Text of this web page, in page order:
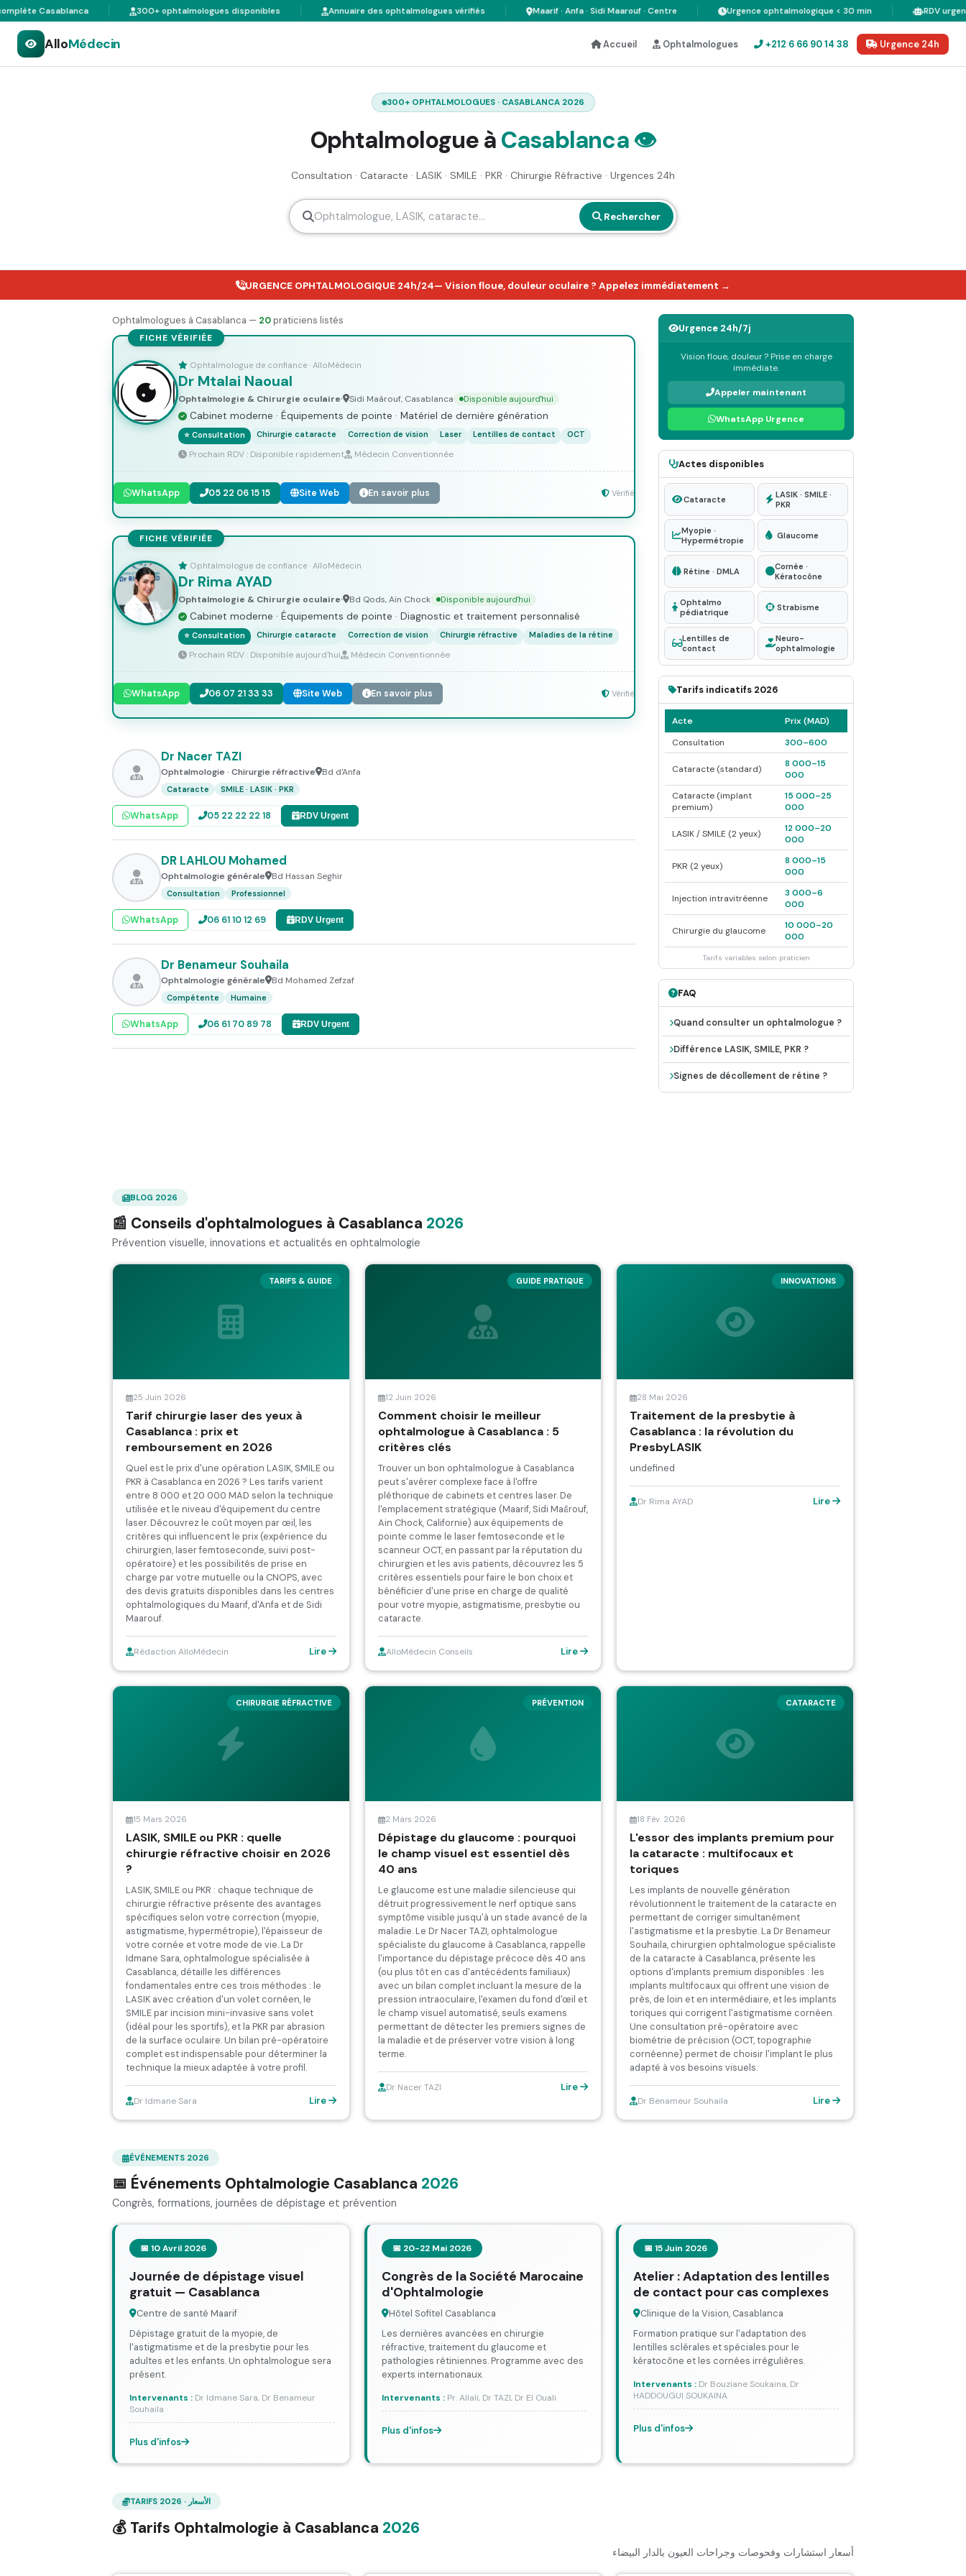
Casablanca 300+ ophtalmologues disponibles Annuaire des ophtalmologues vérifiés Maarif · Anfa · Sidi Maarouf · Centre Urgence ophtalmologique < 30 min RDV urgent
AlloMédecin Accueil Ophtalmologues +212 6 66 90 14 38 Urgence 24h
300+ OPHTALMOLOGUES · CASABLANCA 2026
Ophtalmologue àCasablanca👁️
Consultation · Cataracte · LASIK · SMILE · PKR · Chirurgie Réfractive · Urgences 24h
Rechercher
URGENCE OPHTALMOLOGIQUE 24h/24— Vision floue, douleur oculaire ? Appelez immédiatement →
Ophtalmologues à Casablanca — 20 praticiens listés
FICHE VÉRIFIÉE
Ophtalmologue de confiance · AlloMédecin
Dr Mtalai Naoual
Ophtalmologie & Chirurgie oculaire• Sidi Maârouf, Casablanca Disponible aujourd'hui
Cabinet moderne · Équipements de pointe · Matériel de dernière génération
⭐ Consultation Chirurgie cataracte Correction de vision Laser Lentilles de contact OCT
Prochain RDV : Disponible rapidement Médecin Conventionnée
WhatsApp 05 22 06 15 15 Site Web En savoir plus Vérifié
FICHE VÉRIFIÉE
Ophtalmologue de confiance · AlloMédecin
Dr Rima AYAD
Ophtalmologie & Chirurgie oculaire• Bd Qods, Aïn Chock Disponible aujourd'hui
Cabinet moderne · Équipements de pointe · Diagnostic et traitement personnalisé
⭐ Consultation Chirurgie cataracte Correction de vision Chirurgie réfractive Maladies de la rétine
Prochain RDV : Disponible aujourd'hui Médecin Conventionnée
WhatsApp 06 07 21 33 33 Site Web En savoir plus Vérifié
Dr Nacer TAZI
Ophtalmologie · Chirurgie réfractive Bd d'Anfa
Cataracte SMILE · LASIK · PKR
WhatsApp 05 22 22 22 18 RDV Urgent
DR LAHLOU Mohamed
Ophtalmologie générale Bd Hassan Seghir
Consultation Professionnel
WhatsApp 06 61 10 12 69 RDV Urgent
Dr Benameur Souhaila
Ophtalmologie générale Bd Mohamed Zefzaf
Compétente Humaine
WhatsApp 06 61 70 89 78 RDV Urgent
Urgence 24h/7j
Vision floue, douleur ? Prise en charge
immédiate.
Appeler maintenant
WhatsApp Urgence
Actes disponibles
Cataracte
LASIK · SMILE ·
PKR
Myopie ·
Hypermétropie
Glaucome
Rétine · DMLA
Cornée ·
Kératocône
Ophtalmo
pédiatrique
Strabisme
Lentilles de
contact
Neuro-
ophtalmologie
Tarifs indicatifs 2026
Acte
Prix (MAD)
Consultation
300–600
Cataracte (standard)
8 000–15
000
Cataracte (implant
premium)
15 000–25
000
LASIK / SMILE (2 yeux)
12 000–20
000
PKR (2 yeux)
8 000–15
000
Injection intravitréenne
3 000–6
000
Chirurgie du glaucome
10 000–20
000
Tarifs variables selon praticien
FAQ
Quand consulter un ophtalmologue ?
Différence LASIK, SMILE, PKR ?
Signes de décollement de rétine ?
BLOG 2026
📰 Conseils d'ophtalmologues à Casablanca 2026
Prévention visuelle, innovations et actualités en ophtalmologie
TARIFS & GUIDE
25 Juin 2026
Tarif chirurgie laser des yeux à
Casablanca : prix et
remboursement en 2026
Quel est le prix d'une opération LASIK, SMILE ou
PKR à Casablanca en 2026 ? Les tarifs varient
entre 8 000 et 20 000 MAD selon la technique
utilisée et le niveau d'équipement du centre
laser. Découvrez le coût moyen par œil, les
critères qui influencent le prix (expérience du
chirurgien, laser femtoseconde, suivi post-
opératoire) et les possibilités de prise en
charge par votre mutuelle ou la CNOPS, avec
des devis gratuits disponibles dans les centres
ophtalmologiques du Maarif, d'Anfa et de Sidi
Maarouf.
Rédaction AlloMédecin Lire
GUIDE PRATIQUE
12 Juin 2026
Comment choisir le meilleur
ophtalmologue à Casablanca : 5
critères clés
Trouver un bon ophtalmologue à Casablanca
peut s'avérer complexe face à l'offre
pléthorique de cabinets et centres laser. De
l'emplacement stratégique (Maarif, Sidi Maârouf,
Ain Chock, Californie) aux équipements de
pointe comme le laser femtoseconde et le
scanneur OCT, en passant par la réputation du
chirurgien et les avis patients, découvrez les 5
critères essentiels pour faire le bon choix et
bénéficier d'une prise en charge de qualité
pour votre myopie, astigmatisme, presbytie ou
cataracte.
AlloMédecin Conseils Lire
INNOVATIONS
28 Mai 2026
Traitement de la presbytie à
Casablanca : la révolution du
PresbyLASIK
undefined
Dr Rima AYAD Lire
CHIRURGIE RÉFRACTIVE
15 Mars 2026
LASIK, SMILE ou PKR : quelle
chirurgie réfractive choisir en 2026
?
LASIK, SMILE ou PKR : chaque technique de
chirurgie réfractive présente des avantages
spécifiques selon votre correction (myopie,
astigmatisme, hypermétropie), l'épaisseur de
votre cornée et votre mode de vie. La Dr
Idmane Sara, ophtalmologue spécialisée à
Casablanca, détaille les différences
fondamentales entre ces trois méthodes : le
LASIK avec création d'un volet cornéen, le
SMILE par incision mini-invasive sans volet
(idéal pour les sportifs), et la PKR par abrasion
de la surface oculaire. Un bilan pré-opératoire
complet est indispensable pour déterminer la
technique la mieux adaptée à votre profil.
Dr Idmane Sara Lire
PRÉVENTION
2 Mars 2026
Dépistage du glaucome : pourquoi
le champ visuel est essentiel dès
40 ans
Le glaucome est une maladie silencieuse qui
détruit progressivement le nerf optique sans
symptôme visible jusqu'à un stade avancé de la
maladie. Le Dr Nacer TAZI, ophtalmologue
spécialiste du glaucome à Casablanca, rappelle
l'importance du dépistage précoce dès 40 ans
(ou plus tôt en cas d'antécédents familiaux)
avec un bilan complet incluant la mesure de la
pression intraoculaire, l'examen du fond d'œil et
le champ visuel automatisé, seuls examens
permettant de détecter les premiers signes de
la maladie et de préserver votre vision à long
terme.
Dr Nacer TAZI Lire
CATARACTE
18 Fév. 2026
L'essor des implants premium pour
la cataracte : multifocaux et
toriques
Les implants de nouvelle génération
révolutionnent le traitement de la cataracte en
permettant de corriger simultanément
l'astigmatisme et la presbytie. La Dr Benameur
Souhaila, chirurgien ophtalmologue spécialiste
de la cataracte à Casablanca, présente les
options d'implants premium disponibles : les
implants multifocaux qui offrent une vision de
près, de loin et en intermédiaire, et les implants
toriques qui corrigent l'astigmatisme cornéen.
Une consultation pré-opératoire avec
biométrie de précision (OCT, topographie
cornéenne) permet de choisir l'implant le plus
adapté à vos besoins visuels.
Dr Benameur Souhaila Lire
ÉVÉNEMENTS 2026
📅 Événements Ophtalmologie Casablanca 2026
Congrès, formations, journées de dépistage et prévention
📅 10 Avril 2026
Journée de dépistage visuel
gratuit — Casablanca
Centre de santé Maarif
Dépistage gratuit de la myopie, de
l'astigmatisme et de la presbytie pour les
adultes et les enfants. Un ophtalmologue sera
présent.
Intervenants : Dr Idmane Sara, Dr Benameur
Souhaila
Plus d'infos
📅 20-22 Mai 2026
Congrès de la Société Marocaine
d'Ophtalmologie
Hôtel Sofitel Casablanca
Les dernières avancées en chirurgie
réfractive, traitement du glaucome et
pathologies rétiniennes. Programme avec des
experts internationaux.
Intervenants :Pr. Allali, Dr TAZI, Dr El Ouali
Plus d'infos
📅 15 Juin 2026
Atelier : Adaptation des lentilles
de contact pour cas complexes
Clinique de la Vision, Casablanca
Formation pratique sur l'adaptation des
lentilles sclérales et spéciales pour le
kératocône et les cornées irrégulières.
Intervenants : Dr Bouziane Soukaina, Dr
HADDOUGUI SOUKAINA
Plus d'infos
TARIFS 2026 · الأسعار
💰 Tarifs Ophtalmologie à Casablanca 2026
أسعار استشارات وفحوصات وجراحات العيون بالدار البيضاء